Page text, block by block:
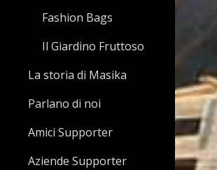
Fashion Bags
Il Giardino Fruttoso
La storia di Masika
Parlano di noi
Amici Supporter
Aziende Supporter